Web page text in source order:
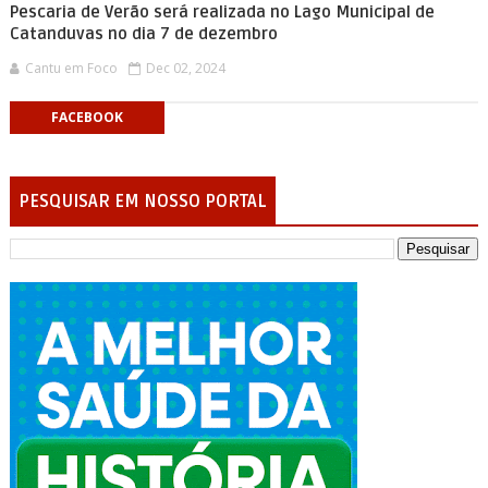
Pescaria de Verão será realizada no Lago Municipal de
Catanduvas no dia 7 de dezembro
Cantu em Foco Dec 02, 2024
FACEBOOK
PESQUISAR EM NOSSO PORTAL